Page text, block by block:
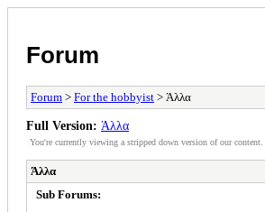
Forum
Forum > For the hobbyist > Άλλα
Full Version: Άλλα
You're currently viewing a stripped down version of our content.
Άλλα
Sub Forums: